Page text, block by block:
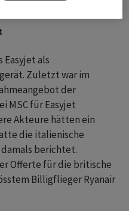
Easyjet als
Zuletzt war im
der
MSC für Easyjet
Akteure hätten ein
die italienische
berichtet.
Offerte für die britische
Billigflieger Ryanair